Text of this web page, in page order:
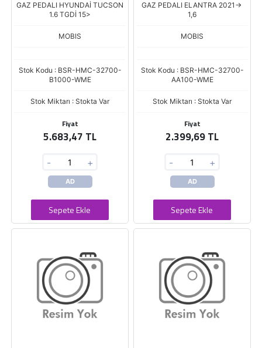
GAZ PEDALI HYUNDAİ TUCSON
1.6 TGDİ 15>
MOBIS
Stok Kodu : BSR-HMC-32700-
B1000-WME
Stok Miktarı : Stokta Var
Fiyat
5.683,47 TL
- +
AD
Sepete Ekle
GAZ PEDALI ELANTRA 2021->
1,6
MOBIS
Stok Kodu : BSR-HMC-32700-
AA100-WME
Stok Miktarı : Stokta Var
Fiyat
2.399,69 TL
- +
AD
Sepete Ekle